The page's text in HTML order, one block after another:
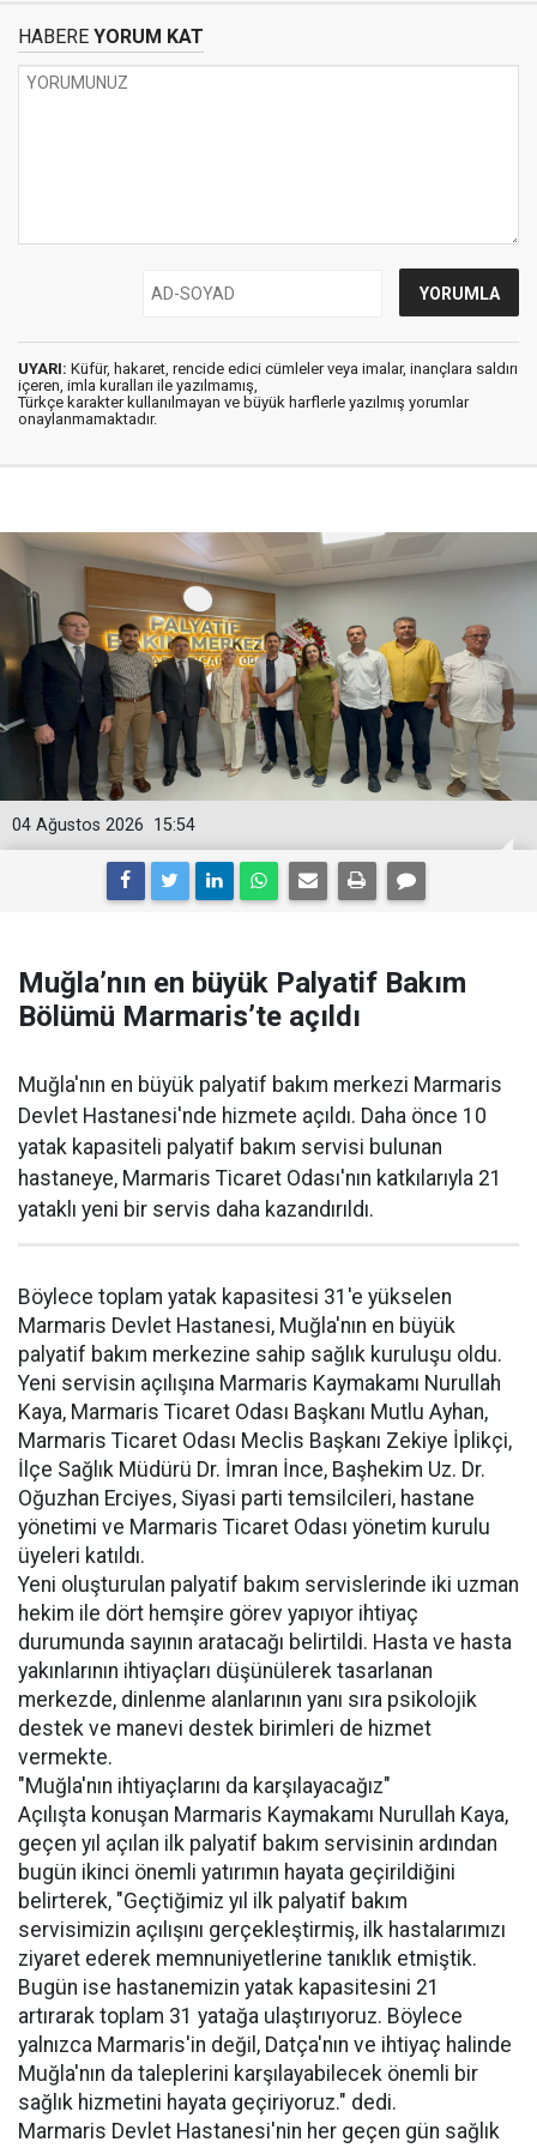
HABERE YORUM KAT
UYARI: Küfür, hakaret, rencide edici cümleler veya imalar, inançlara saldırı
içeren, imla kuralları ile yazılmamış,
Türkçe karakter kullanılmayan ve büyük harflerle yazılmış yorumlar
onaylanmamaktadır.
15:54
04 Ağustos 2026
Muğla’nın en büyük Palyatif Bakım
Bölümü Marmaris’te açıldı
Muğla'nın en büyük palyatif bakım merkezi Marmaris
Devlet Hastanesi'nde hizmete açıldı. Daha önce 10
yatak kapasiteli palyatif bakım servisi bulunan
hastaneye, Marmaris Ticaret Odası'nın katkılarıyla 21
yataklı yeni bir servis daha kazandırıldı.
Böylece toplam yatak kapasitesi 31'e yükselen
Marmaris Devlet Hastanesi, Muğla'nın en büyük
palyatif bakım merkezine sahip sağlık kuruluşu oldu.
Yeni servisin açılışına Marmaris Kaymakamı Nurullah
Kaya, Marmaris Ticaret Odası Başkanı Mutlu Ayhan,
Marmaris Ticaret Odası Meclis Başkanı Zekiye İplikçi,
İlçe Sağlık Müdürü Dr. İmran İnce, Başhekim Uz. Dr.
Oğuzhan Erciyes, Siyasi parti temsilcileri, hastane
yönetimi ve Marmaris Ticaret Odası yönetim kurulu
üyeleri katıldı.
Yeni oluşturulan palyatif bakım servislerinde iki uzman
hekim ile dört hemşire görev yapıyor ihtiyaç
durumunda sayının aratacağı belirtildi. Hasta ve hasta
yakınlarının ihtiyaçları düşünülerek tasarlanan
merkezde, dinlenme alanlarının yanı sıra psikolojik
destek ve manevi destek birimleri de hizmet
vermekte.
"Muğla'nın ihtiyaçlarını da karşılayacağız"
Açılışta konuşan Marmaris Kaymakamı Nurullah Kaya,
geçen yıl açılan ilk palyatif bakım servisinin ardından
bugün ikinci önemli yatırımın hayata geçirildiğini
belirterek, "Geçtiğimiz yıl ilk palyatif bakım
servisimizin açılışını gerçekleştirmiş, ilk hastalarımızı
ziyaret ederek memnuniyetlerine tanıklık etmiştik.
Bugün ise hastanemizin yatak kapasitesini 21
artırarak toplam 31 yatağa ulaştırıyoruz. Böylece
yalnızca Marmaris'in değil, Datça'nın ve ihtiyaç halinde
Muğla'nın da taleplerini karşılayabilecek önemli bir
sağlık hizmetini hayata geçiriyoruz." dedi.
Marmaris Devlet Hastanesi'nin her geçen gün sağlık